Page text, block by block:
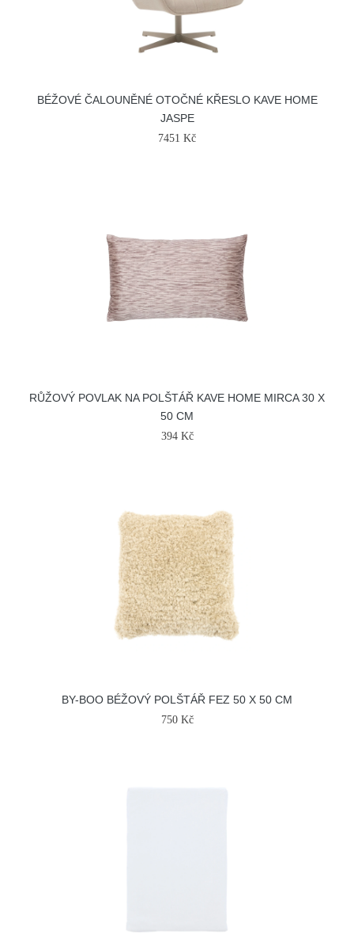
BÉŽOVÉ ČALOUNĚNÉ OTOČNÉ KŘESLO KAVE HOME
JASPE
7451 Kč
RŮŽOVÝ POVLAK NA POLŠTÁŘ KAVE HOME MIRCA 30 X
50 CM
394 Kč
BY-BOO BÉŽOVÝ POLŠTÁŘ FEZ 50 X 50 CM
750 Kč